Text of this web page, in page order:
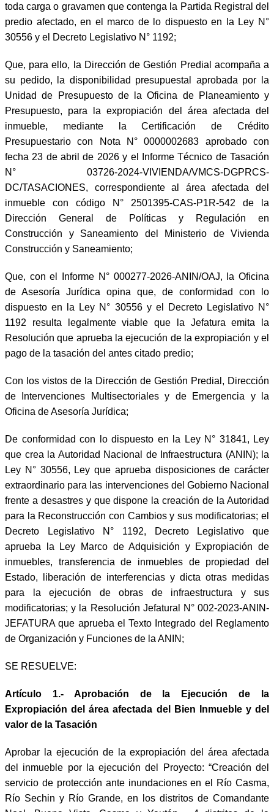
toda carga o gravamen que contenga la Partida Registral del
predio afectado, en el marco de lo dispuesto en la Ley N°
30556 y el Decreto Legislativo N° 1192;
Que, para ello, la Dirección de Gestión Predial acompaña a
su pedido, la disponibilidad presupuestal aprobada por la
Unidad de Presupuesto de la Oficina de Planeamiento y
Presupuesto, para la expropiación del área afectada del
inmueble, mediante la Certificación de Crédito
Presupuestario con Nota N° 0000002683 aprobado con
fecha 23 de abril de 2026 y el Informe Técnico de Tasación
N° 03726-2024-VIVIENDA/VMCS-DGPRCS-
DC/TASACIONES, correspondiente al área afectada del
inmueble con código N° 2501395-CAS-P1R-542 de la
Dirección General de Políticas y Regulación en
Construcción y Saneamiento del Ministerio de Vivienda
Construcción y Saneamiento;
Que, con el Informe N° 000277-2026-ANIN/OAJ, la Oficina
de Asesoría Jurídica opina que, de conformidad con lo
dispuesto en la Ley N° 30556 y el Decreto Legislativo N°
1192 resulta legalmente viable que la Jefatura emita la
Resolución que aprueba la ejecución de la expropiación y el
pago de la tasación del antes citado predio;
Con los vistos de la Dirección de Gestión Predial, Dirección
de Intervenciones Multisectoriales y de Emergencia y la
Oficina de Asesoría Jurídica;
De conformidad con lo dispuesto en la Ley N° 31841, Ley
que crea la Autoridad Nacional de Infraestructura (ANIN); la
Ley N° 30556, Ley que aprueba disposiciones de carácter
extraordinario para las intervenciones del Gobierno Nacional
frente a desastres y que dispone la creación de la Autoridad
para la Reconstrucción con Cambios y sus modificatorias; el
Decreto Legislativo N° 1192, Decreto Legislativo que
aprueba la Ley Marco de Adquisición y Expropiación de
inmuebles, transferencia de inmuebles de propiedad del
Estado, liberación de interferencias y dicta otras medidas
para la ejecución de obras de infraestructura y sus
modificatorias; y la Resolución Jefatural N° 002-2023-ANIN-
JEFATURA que aprueba el Texto Integrado del Reglamento
de Organización y Funciones de la ANIN;
SE RESUELVE:
Artículo 1.- Aprobación de la Ejecución de la
Expropiación del área afectada del Bien Inmueble y del
valor de la Tasación
Aprobar la ejecución de la expropiación del área afectada
del inmueble por la ejecución del Proyecto: “Creación del
servicio de protección ante inundaciones en el Río Casma,
Río Sechin y Río Grande, en los distritos de Comandante